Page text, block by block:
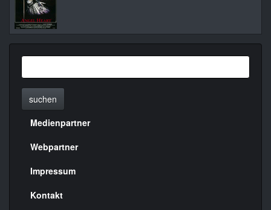
suchen
Menülinks
rechte
Seite
Medienpartner
Webpartner
Impressum
Kontakt